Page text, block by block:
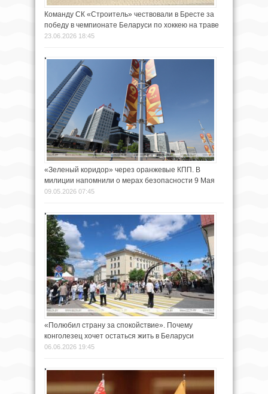
Команду СК «Строитель» чествовали в Бресте за
победу в чемпионате Беларуси по хоккею на траве
23.06.2026 18:45
«Зеленый коридор» через оранжевые КПП. В
милиции напомнили о мерах безопасности 9 Мая
09.05.2026 07:45
«Полюбил страну за спокойствие». Почему
конголезец хочет остаться жить в Беларуси
06.06.2026 19:45